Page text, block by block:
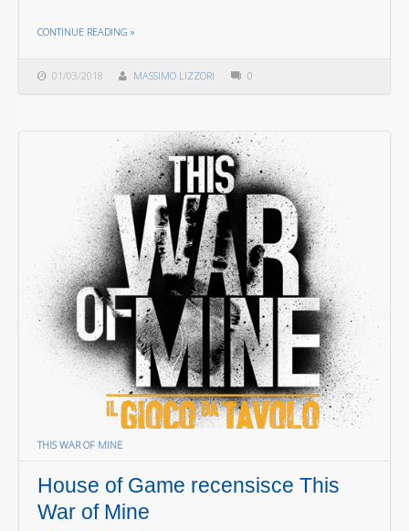
01/03/2018 MASSIMO LIZZORI 0
CONTINUE READING »
THIS WAR OF MINE
House of Game recensisce This
War of Mine